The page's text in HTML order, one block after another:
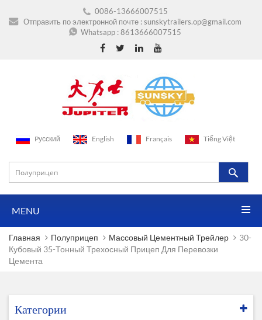
0086-13666007515
Отправить по электронной почте :sunskytrailers.op@gmail.com
Whatsapp :8613666007515
Pусский English Français Tiếng Việt
MENU
Главная Полуприцеп Массовый Цементный Трейлер
30-
Кубовый 35-Тонный Трехосный Прицеп Для Перевозки
Цемента
Категории